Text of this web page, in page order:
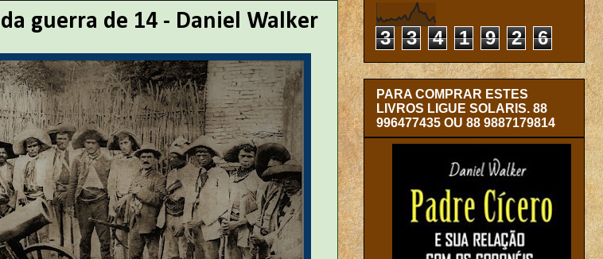
guerra de 14 - Daniel Walker
3 3 4 1 9 2 6
PARA COMPRAR ESTES
LIVROS LIGUE SOLARIS. 88
996477435 OU 88 9887179814